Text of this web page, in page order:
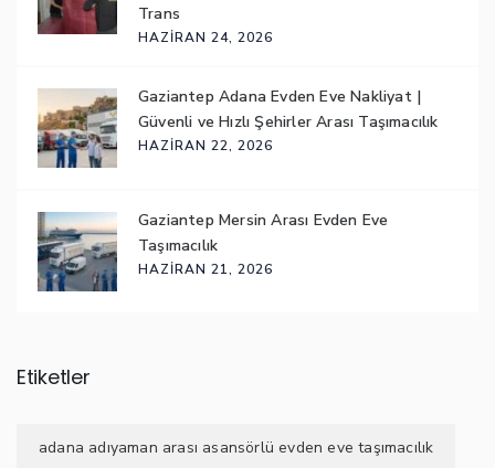
Trans
HAZIRAN 24, 2026
Gaziantep Adana Evden Eve Nakliyat |
Güvenli ve Hızlı Şehirler Arası Taşımacılık
HAZIRAN 22, 2026
Gaziantep Mersin Arası Evden Eve
Taşımacılık
HAZIRAN 21, 2026
Etiketler
adana adıyaman arası asansörlü evden eve taşımacılık